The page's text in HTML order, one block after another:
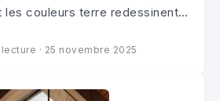
les couleurs terre redessinent…
· 25 novembre 2025